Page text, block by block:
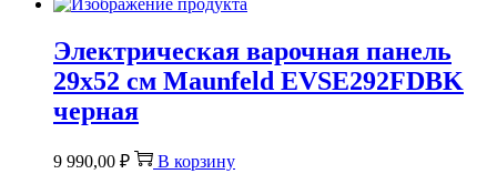
Электрическая варочная панель
29х52 см Maunfeld EVSE292FDBK
черная
9 990,00 ₽ В корзину